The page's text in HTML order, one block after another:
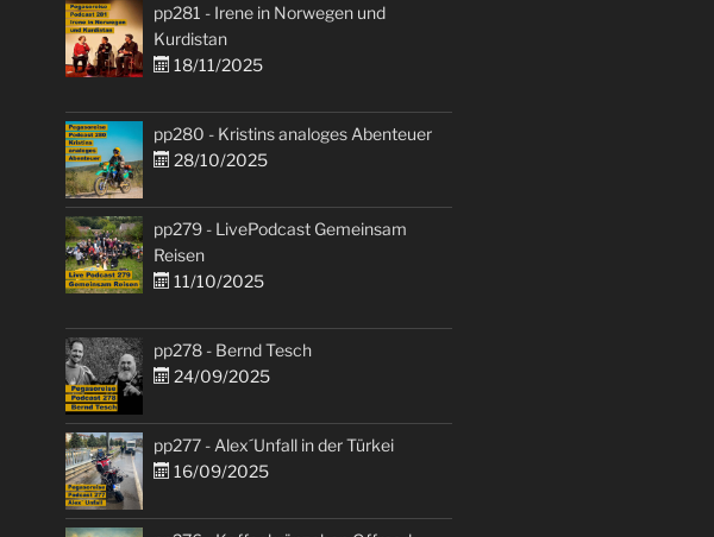
pp281 - Irene in Norwegen und
Kurdistan
18/11/2025
pp280 - Kristins analoges Abenteuer
28/10/2025
pp279 - LivePodcast Gemeinsam
Reisen
11/10/2025
pp278 - Bernd Tesch
24/09/2025
pp277 - Alex´Unfall in der Türkei
16/09/2025